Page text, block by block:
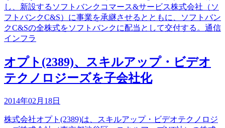
し、新設するソフトバンクコマース&サービス株式会社（ソ
フトバンクC&S）に事業を承継させるとともに、ソフトバン
クC&Sの全株式をソフトバンクに配当として交付する。通信
インフラ
オプト(2389)、スキルアップ・ビデオ
テクノロジーズを子会社化
2014年02月18日
株式会社オプト(2389)は、スキルアップ・ビデオテクノロジ